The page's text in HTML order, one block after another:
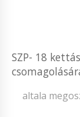
SZP- 18
altala